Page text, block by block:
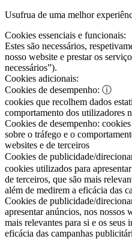
Usufrua de uma melhor
Cookies essenciais e funcionais:
Estes são necessários,
nosso website e prestar os
necessários”).
Cookies adicionais:
Cookies de desempenho: ⓘ
cookies que recolhem dados
comportamento dos utilizadores
Cookies de desempenho:
sobre o tráfego e o
websites e de terceiros
Cookies de publicidade/
cookies utilizados para
de terceiros, que são mais
além de medirem a eficácia das
Cookies de publicidade/
apresentar anúncios, nos nossos
mais relevantes para si e os seus
eficácia das campanhas